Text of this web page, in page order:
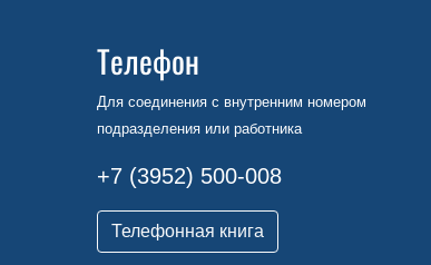
Телефон
Для соединения с внутренним номером
подразделения или работника
+7 (3952) 500-008
Телефонная книга